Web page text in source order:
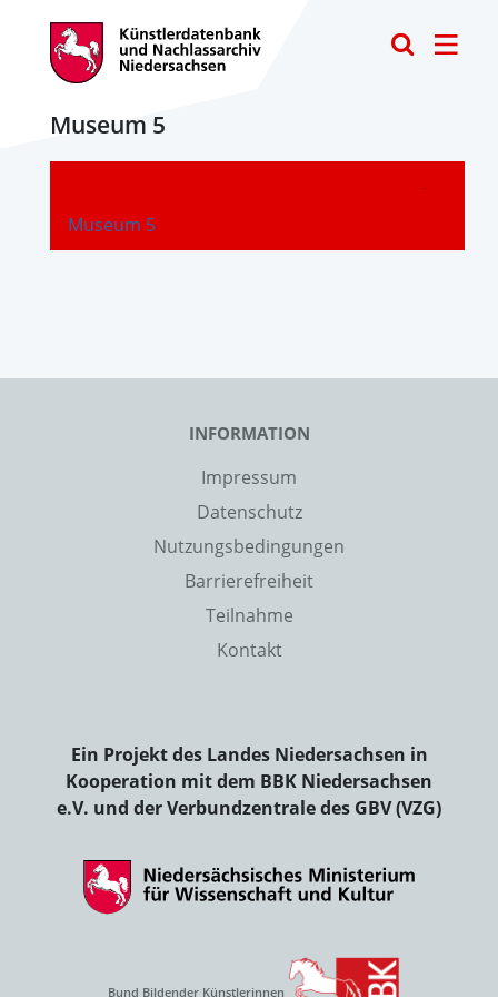
Museum 5
Museum 5
-
INFORMATION
Impressum
Datenschutz
Nutzungsbedingungen
Barrierefreiheit
Teilnahme
Kontakt
Ein Projekt des Landes Niedersachsen in
Kooperation mit dem BBK Niedersachsen
e.V. und der Verbundzentrale des GBV (VZG)
Bund Bildender Künstlerinnen